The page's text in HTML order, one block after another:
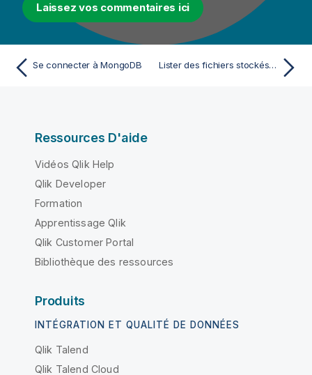
Laissez vos commentaires ici
Se connecter à MongoDB Lister des fichiers stockés dans le GridFS de MongoDB
Ressources D'aide
Vidéos Qlik Help
Qlik Developer
Formation
Apprentissage Qlik
Qlik Customer Portal
Bibliothèque des ressources
Produits
INTÉGRATION ET QUALITÉ DE DONNÉES
Qlik Talend
Qlik Talend Cloud